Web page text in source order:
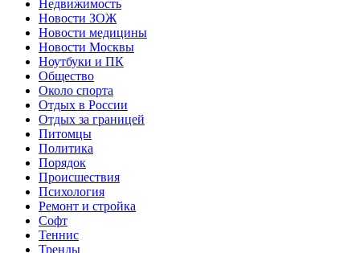
Недвижимость
Новости ЗОЖ
Новости медицины
Новости Москвы
Ноутбуки и ПК
Общество
Около спорта
Отдых в России
Отдых за границей
Питомцы
Политика
Порядок
Происшествия
Психология
Ремонт и стройка
Софт
Теннис
Тренды